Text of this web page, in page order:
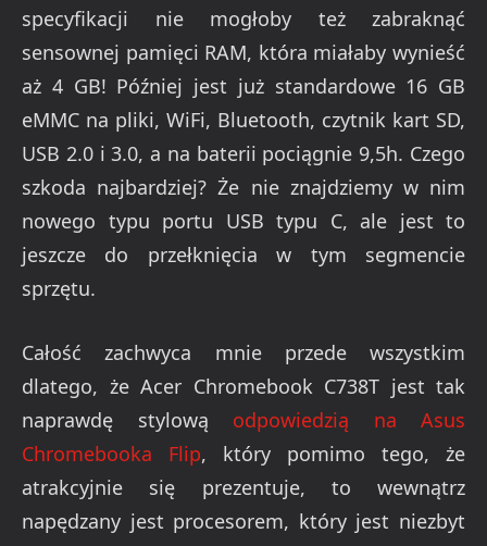
specyfikacji nie mogłoby też zabraknąć
sensownej pamięci RAM, która miałaby wynieść
aż 4 GB! Później jest już standardowe 16 GB
eMMC na pliki, WiFi, Bluetooth, czytnik kart SD,
USB 2.0 i 3.0, a na baterii pociągnie 9,5h. Czego
szkoda najbardziej? Że nie znajdziemy w nim
nowego typu portu USB typu C, ale jest to
jeszcze do przełknięcia w tym segmencie
sprzętu.
Całość zachwyca mnie przede wszystkim
dlatego, że Acer Chromebook C738T jest tak
naprawdę stylową odpowiedzią na Asus
Chromebooka Flip, który pomimo tego, że
atrakcyjnie się prezentuje, to wewnątrz
napędzany jest procesorem, który jest niezbyt